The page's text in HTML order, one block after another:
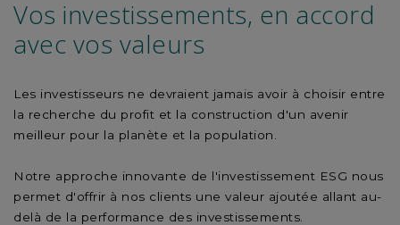
Vos investissements, en accord
avec vos valeurs
Les investisseurs ne devraient jamais avoir à choisir entre
la recherche du profit et la construction d'un avenir
meilleur pour la planète et la population.
Notre approche innovante de l'investissement ESG nous
permet d'offrir à nos clients une valeur ajoutée allant au-
delà de la performance des investissements.